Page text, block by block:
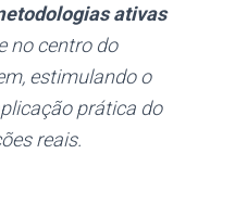
ativas
no centro do
estimulando o
prática do
reais.